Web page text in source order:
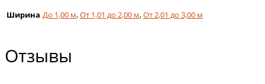
Ширина До 1,00 м,От 1,01 до 2,00 м,От 2,01 до 3,00 м
Отзывы